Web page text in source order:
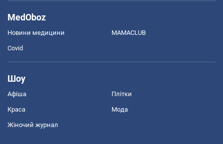
MedOboz
Новини медицини MAMACLUB
Covid
Шоу
Афіша Плітки
Краса Мода
Жіночий журнал